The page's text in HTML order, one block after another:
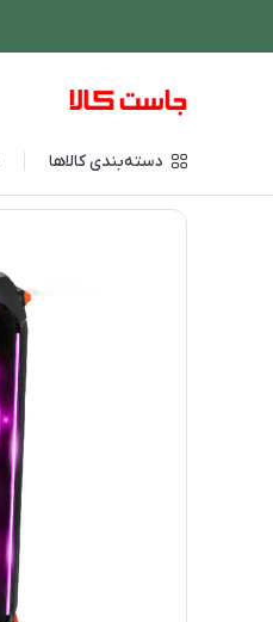
دسته‌بندی کالاها
فروشگاه اینترنتی جاست کالا